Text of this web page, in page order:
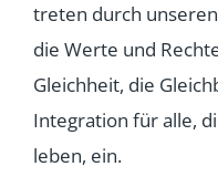
treten durch
die Werte und
Gleichheit, die
Integration für alle,
leben, ein.